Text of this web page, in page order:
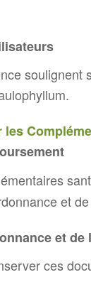
les
et
et de
ces